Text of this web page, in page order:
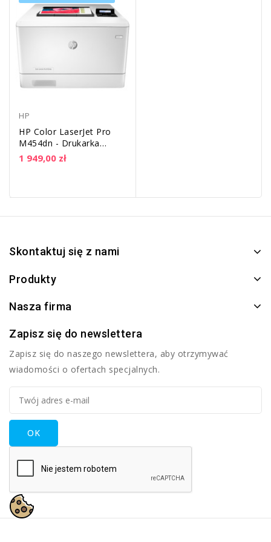
HP
HP Color LaserJet Pro
M454dn - Drukarka
laserowa A4 kolor,
DUPLEX | LAN
1 949,00 zł
Skontaktuj się z nami
Produkty
Nasza firma
Zapisz się do newslettera
Zapisz się do naszego newslettera, aby otrzymywać
wiadomości o ofertach specjalnych.